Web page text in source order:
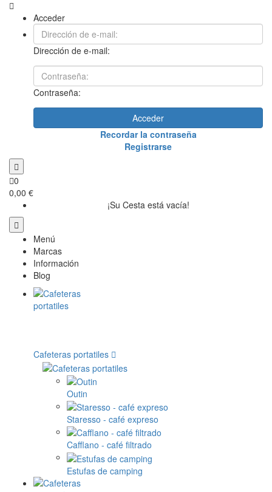
Acceder
Dirección de e-mail:
Contraseña:
Acceder
Recordar la contraseña
Registrarse
0
0,00 €
¡Su Cesta está vacía!
Menú
Marcas
Información
Blog
Cafeteras portatiles
Outin
Staresso - café expreso
Cafflano - café filtrado
Estufas de camping